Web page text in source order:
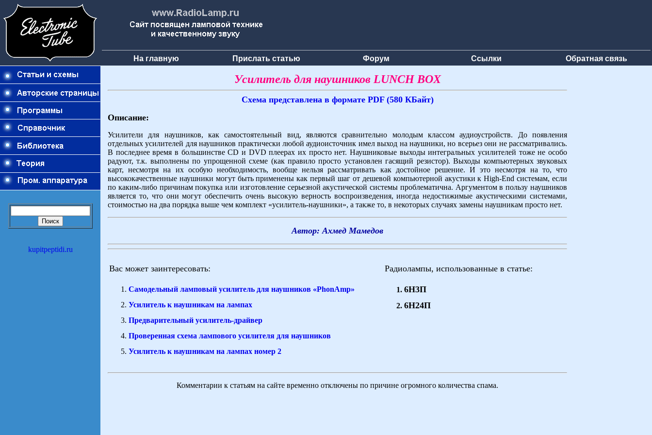
На главную Прислать статью Форум Ссылки Обратная связь
kupitpeptidi.ru
Усилитель для наушников LUNCH BOX
Схема представлена в формате PDF (580 КБайт)
Описание:
Усилители для наушников, как самостоятельный вид, являются сравнительно молодым классом аудиоустройств. До появления
отдельных усилителей для наушников практически любой аудиоисточник имел выход на наушники, но всерьез они не рассматривались.
В последнее время в большинстве CD и DVD плеерах их просто нет. Наушниковые выходы интегральных усилителей тоже не особо
радуют, т.к. выполнены по упрощенной схеме (как правило просто установлен гасящий резистор). Выходы компьютерных звуковых
карт, несмотря на их особую необходимость, вообще нельзя рассматривать как достойное решение. И это несмотря на то, что
высококачественные наушники могут быть применены как первый шаг от дешевой компьютерной акустики к High-End системам, если
по каким-либо причинам покупка или изготовление серьезной акустической системы проблематична. Аргументом в пользу наушников
является то, что они могут обеспечить очень высокую верность воспроизведения, иногда недостижимые акустическими системами,
стоимостью на два порядка выше чем комплект «усилитель-наушники», а также то, в некоторых случаях замены наушникам просто нет.
Автор: Ахмед Мамедов
Вас может заинтересовать:
Самодельный ламповый усилитель для наушников «PhonAmp»
Усилитель к наушникам на лампах
Предварительный усилитель-драйвер
Проверенная схема лампового усилителя для наушников
Усилитель к наушникам на лампах номер 2
Радиолампы, использованные в статье:
6Н3П
6Н24П
Комментарии к статьям на сайте временно отключены по причине огромного количества спама.